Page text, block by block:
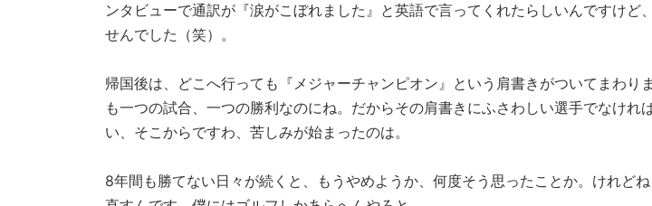
ンタビューで通訳が『涙がこぼれました』と英語で言ってくれたらしいんですけど
せんでした（笑）。
帰国後は、どこへ行っても『メジャーチャンピオン』という肩書きがついてまわり
も一つの試合、一つの勝利なのにね。だからその肩書きにふさわしい選手でなけれ
い、そこからですわ、苦しみが始まったのは。
8年間も勝てない日々が続くと、もうやめようか、何度そう思ったことか。けれど